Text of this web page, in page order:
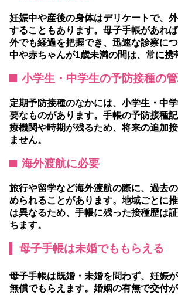
妊娠中や産後の身体はデリケートで、
することもあります。母子手帳があれ
外でも経過を把握でき、迅速な診察に
中や赤ちゃんが1歳未満の間は、常に携
小学生・中学生の予防接種の
定期予防接種のなかには、小学生・中
要なものがあります。手帳の予防接種
療機関や時期が残るため、将来の追加
ません。
海外渡航に必要
旅行や留学など海外渡航の際に、過去
められることがあります。地域ごとに
は異なるため、手帳に残った接種歴は
ちます。
母子手帳は未婚でももらえる
母子手帳は既婚・未婚を問わず、妊娠
無償でもらえます。婚姻の有無で交付